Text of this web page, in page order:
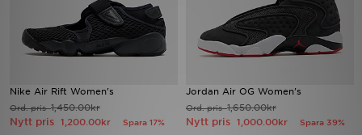
Nike Air Rift Women's
Ord. pris1,450.00kr
Nytt pris 1,200.00kr Spara 17%
Jordan Air OG Women's
Ord. pris1,650.00kr
Nytt pris 1,000.00kr Spara 39%